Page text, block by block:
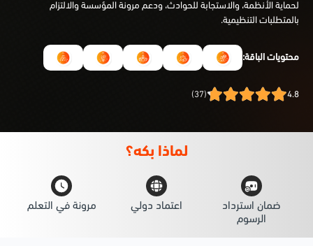
لحماية الأنظمة، والاستجابة للحوادث، ودعم مرونة المؤسسة والالتزام
بالمتطلبات التنظيمية.
محتويات الباقة:
4.8
(37)
لماذا بكه؟
ضمان استرداد
الرسوم
اعتماد دولي مرونة في التعلم